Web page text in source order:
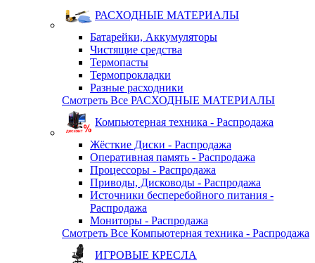
РАСХОДНЫЕ МАТЕРИАЛЫ
Батарейки, Аккумуляторы
Чистящие средства
Термопасты
Термопрокладки
Разные расходники
Смотреть Все РАСХОДНЫЕ МАТЕРИАЛЫ
Компьютерная техника - Распродажа
Жёсткие Диски - Распродажа
Оперативная память - Распродажа
Процессоры - Распродажа
Приводы, Дисководы - Распродажа
Источники бесперебойного питания -
Распродажа
Мониторы - Распродажа
Смотреть Все Компьютерная техника - Распродажа
ИГРОВЫЕ КРЕСЛА